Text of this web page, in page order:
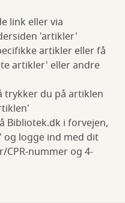
link eller via
'artikler'
artikler eller få
artikler' eller andre
trykker du på artiklen
Bibliotek.dk i forvejen,
og logge ind med dit
nummer og 4-